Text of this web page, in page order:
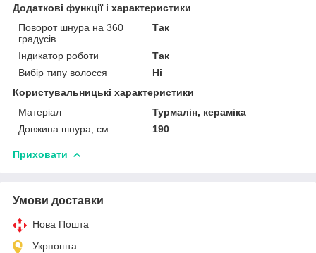
Додаткові функції і характеристики
Поворот шнура на 360
градусів
Так
Індикатор роботи
Так
Вибір типу волосся
Ні
Користувальницькі характеристики
Матеріал
Турмалін, кераміка
Довжина шнура, см
190
Приховати
Умови доставки
Нова Пошта
Укрпошта